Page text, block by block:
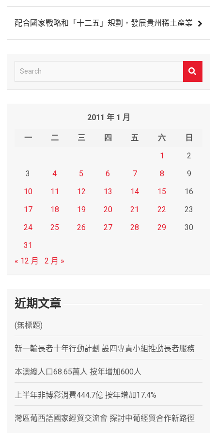
配合國家戰略和「十二五」規劃，發展貴州稀土產業
e
2011 年 1 月
一 二 三 四 五 六
日
1
2
3
4 5 6 7 8
9
10
11 12 13 14 15
16
17
18 19 20 21 22
23
24
25 26 27 28 29
30
31
« 12 月
2 月 »
近期文章
(無標題)
新一輪長者十年行動計劃 設四專責小組推動長者服務
本澳總人口68.65萬人 按年增加600人
上半年非博彩消費444.7億 按年增加17.4%
灣區葡西語國家經貿交流會 探討中葡經貿合作新路徑